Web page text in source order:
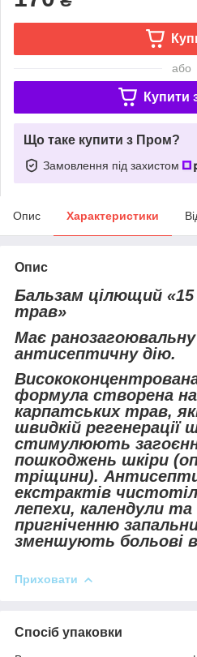
або
Купити
Що таке купити з Пром?
Замовлення під захистом
Опис Характеристики
Опис
Бальзам цілющий «15
трав»
Має
антисептичну дію.
формула створена на
карпатських трав,
швидкій регенерації
стимулюють
пошкоджень шкіри
тріщини).
екстрактів
лепехи, календули
пригніченню
зменшують больові
Приховати
Спосіб упаковки